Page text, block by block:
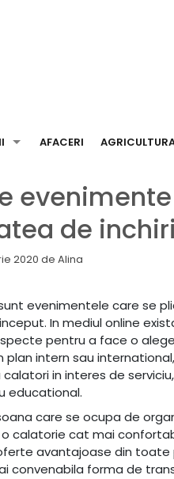
AFACERI
de
2020 de Alina
evenimentele care se
In mediul online
pentru a face o
plan intern sau
in interes de
educational.
care se ocupa de
calatorie cat mai
avantajoase din toate
convenabila forma de